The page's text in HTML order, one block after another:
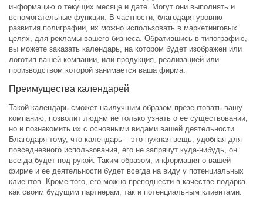
информацию о текущих месяце и дате. Могут они выполнять и
вспомогательные функции. В частности, благодаря уровню
развития полиграфии, их можно использовать в маркетинговых
целях, для рекламы вашего бизнеса. Обратившись в типографию,
вы можете заказать календарь, на котором будет изображен или
логотип вашей компании, или продукция, реализацией или
производством которой занимается ваша фирма.
Преимущества календарей
Такой календарь сможет наилучшим образом презентовать вашу
компанию, позволит людям не только узнать о ее существовании,
но и познакомить их с основными видами вашей деятельности.
Благодаря тому, что календарь – это нужная вещь, удобная для
повседневного использования, его не запрячут куда-нибудь, он
всегда будет под рукой. Таким образом, информация о вашей
фирме и ее деятельности будет всегда на виду у потенциальных
клиентов. Кроме того, его можно преподнести в качестве подарка
как своим будущим партнерам, так и потенциальным клиентами.